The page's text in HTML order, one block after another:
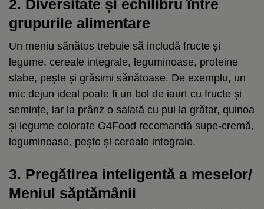
2. Diversitate și echilibru între
grupurile alimentare
Un meniu sănătos trebuie să includă fructe și
legume, cereale integrale, leguminoase, proteine
slabe, pește și grăsimi sănătoase. De exemplu, un
mic dejun ideal poate fi un bol de iaurt cu fructe și
semințe, iar la prânz o salată cu pui la grătar, quinoa
și legume colorate G4Food recomandă supe-cremă,
leguminoase, pește și cereale integrale.
3. Pregătirea inteligentă a meselor/
Meniul săptămânii